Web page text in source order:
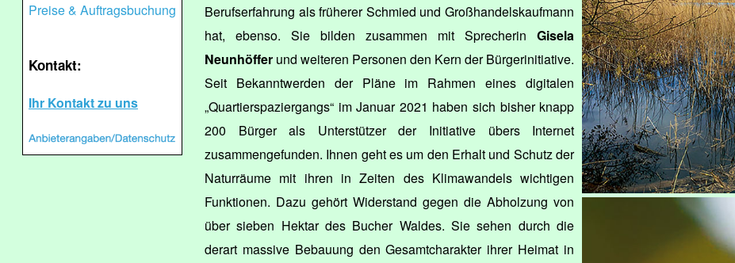
Preise & Auftragsbuchung
Kontakt:
Ihr Kontakt zu uns
Berufserfahrung als früherer Schmied und Großhandelskaufmann
hat, ebenso. Sie bilden zusammen mit SprecherinGisela
Neunhöffer und weiteren Personen den Kern der Bürgerinitiative.
Seit Bekanntwerden der Pläne im Rahmen eines digitalen
„Quartierspaziergangs“ im Januar 2021 haben sich bisher knapp
200 Bürger als Unterstützer der Initiative übers Internet
zusammengefunden. Ihnen geht es um den Erhalt und Schutz der
Naturräume mit ihren in Zeiten des Klimawandels wichtigen
Funktionen. Dazu gehört Widerstand gegen die Abholzung von
über sieben Hektar des Bucher Waldes. Sie sehen durch die
derart massive Bebauung den Gesamtcharakter ihrer Heimat in